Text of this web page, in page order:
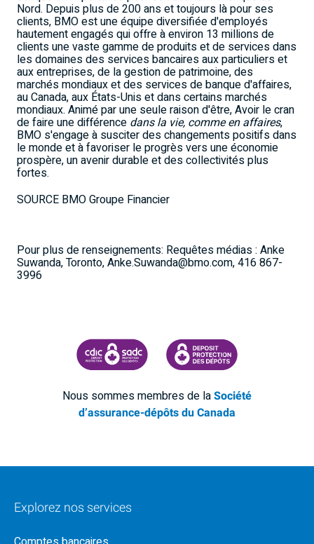
Nord. Depuis plus de 200 ans et toujours là pour ses
clients, BMO est une équipe diversifiée d'employés
hautement engagés qui offre à environ 13 millions de
clients une vaste gamme de produits et de services dans
les domaines des services bancaires aux particuliers et
aux entreprises, de la gestion de patrimoine, des
marchés mondiaux et des services de banque d'affaires,
au Canada, aux États-Unis et dans certains marchés
mondiaux. Animé par une seule raison d'être, Avoir le cran
de faire une différence dans la vie, comme en affaires,
BMO s'engage à susciter des changements positifs dans
le monde et à favoriser le progrès vers une économie
prospère, un avenir durable et des collectivités plus
fortes.
SOURCE BMO Groupe Financier
Pour plus de renseignements: Requêtes médias : Anke
Suwanda, Toronto, Anke.Suwanda@bmo.com, 416 867-
3996
SOCIÉTÉ D'ASSURANCE-DÉPÔTS DU CANADA
CDIC PROTECTING YOUR
Nous sommes membres de laSociété
d’assurance-dépôts du Canada
Explorez nos services